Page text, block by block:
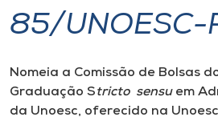
I.nova
Diplomados
85/
Nomeia a Comissão de Bolsas
Graduação Stricto sensu em
da Unoesc, oferecido na